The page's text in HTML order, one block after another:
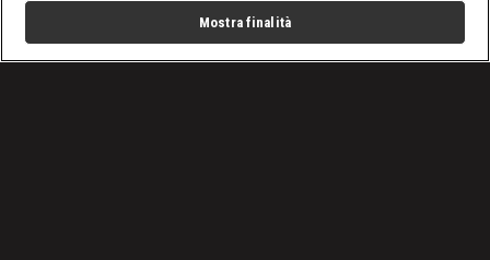
Mostra finalità